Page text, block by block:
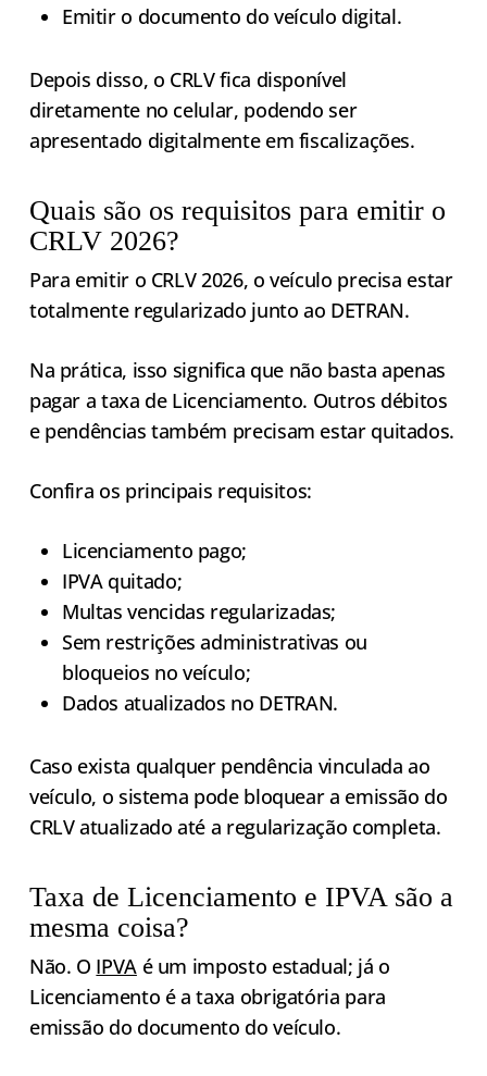
Emitir o documento do veículo digital.
Depois disso, o CRLV fica disponível
diretamente no celular, podendo ser
apresentado digitalmente em fiscalizações.
Quais são os requisitos para emitir o
CRLV 2026?
Para emitir o CRLV 2026, o veículo precisa estar
totalmente regularizado junto ao DETRAN.
Na prática, isso significa que não basta apenas
pagar a taxa de Licenciamento. Outros débitos
e pendências também precisam estar quitados.
Confira os principais requisitos:
Licenciamento pago;
IPVA quitado;
Multas vencidas regularizadas;
Sem restrições administrativas ou
bloqueios no veículo;
Dados atualizados no DETRAN.
Caso exista qualquer pendência vinculada ao
veículo, o sistema pode bloquear a emissão do
CRLV atualizado até a regularização completa.
Taxa de Licenciamento e IPVA são a
mesma coisa?
Não. O IPVA é um imposto estadual; já o
Licenciamento é a taxa obrigatória para
emissão do documento do veículo.